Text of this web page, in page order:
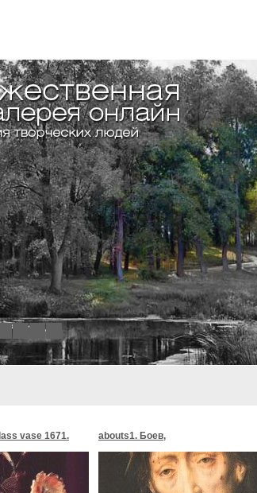
8
vase 1671. abouts1. Боев,